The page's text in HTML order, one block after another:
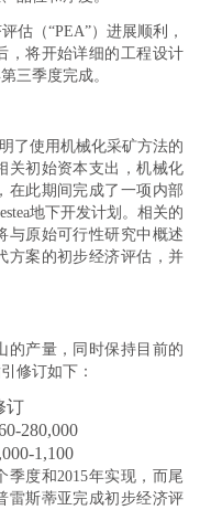
估（“PEA”）进展顺利，
，将开始详细的工程设计
三季度完成。
了使用机械化采矿方法的
关初始资本支出，机械化
在此期间完成了一项内部
地下开发计划。相关的
与原始可行性研究中概述
方案的初步经济评估，并
的产量，同时保持目前的
修订如下：
订
280,000
1,100
季度和2015年实现，而尾
雷斯蒂亚完成初步经济评